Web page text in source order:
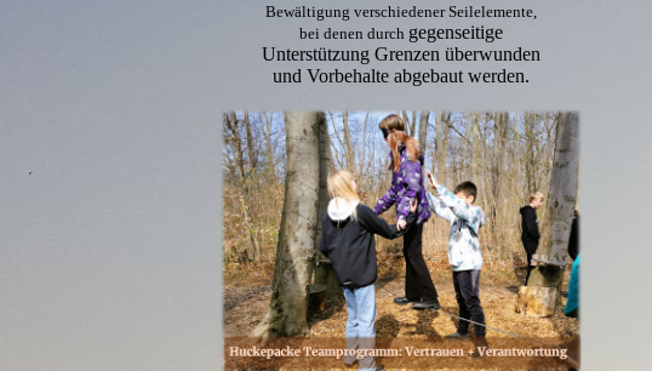
Bewältigung verschiedener Seilelemente,
bei denen durch gegenseitige
Unterstützung Grenzen überwunden
und Vorbehalte abgebaut werden.